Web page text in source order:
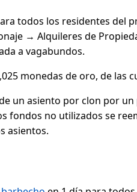
todos los residentes del
→ Alquileres de
a vagabundos.
monedas de oro, de las
un asiento por clon por un
fondos no utilizados se
asientos.